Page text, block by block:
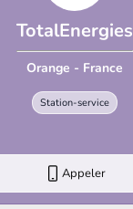
TotalEnergies
Orange - France
Station-service
Appeler